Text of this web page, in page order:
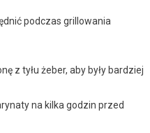
podczas grillowania
z tyłu żeber, aby były bardziej
na kilka godzin przed